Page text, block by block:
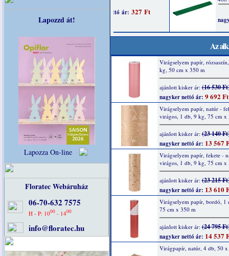
Lapozzd át!
Lapozza On-line
Floratec Webáruház
06-70-632 7575
H - P: 1000 - 1400
info@floratec.hu
Az
Virágselyem papír,
kg, 50 cm x 350 m
ajánlott kisker ár:(16 530
nagyker nettó ár: 9 692 Ft
Virágselyem papír, natúr -
virágos, 1 db, 9 kg, 75 cm x
ajánlott kisker ár:(23 140
nagyker nettó ár: 13 567
Virágselyem papír, fekete -
virágos, 1 db, 9 kg, 75 cm x
ajánlott kisker ár:(23 215
nagyker nettó ár: 13 610
Virágselyem papír, bordó, 1
75 cm x 350 m
ajánlott kisker ár:(24 795
nagyker nettó ár: 14 537
Virágpapír, natúr, 4 db, 50 x